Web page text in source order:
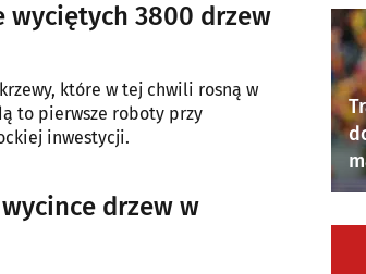
wyciętych 3800 drzew
które w tej chwili rosną w
to pierwsze roboty przy
inwestycji.
drzew w